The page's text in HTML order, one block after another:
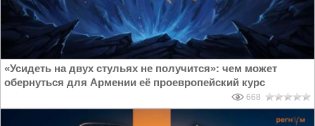
«Усидеть на двух стульях не получится»: чем может
обернуться для Армении её проевропейский курс
668